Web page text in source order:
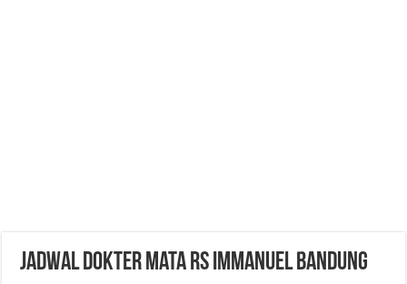
Jadwal Dokter Mata RS Immanuel Bandung